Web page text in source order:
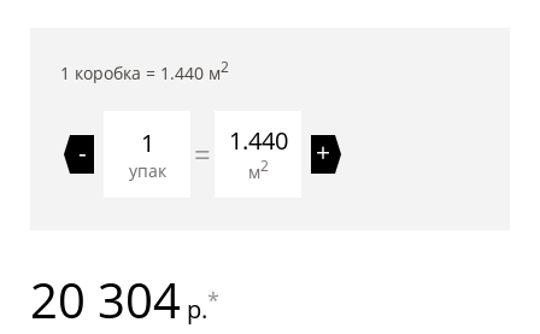
1 коробка = 1.440 м2
-
упак = 1.440
м2 +
20 304 р.*